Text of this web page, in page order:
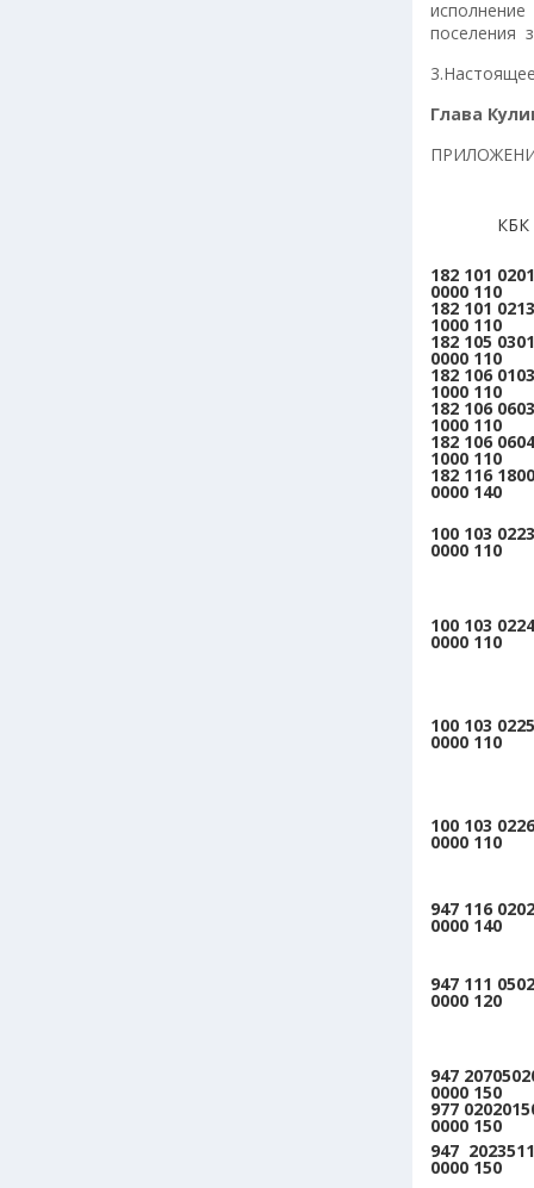
поселения
Глава
КБК
182 101
0000 110
182 101
1000 110
182 105
0000 110
182 106
1000 110
182 106
1000 110
182 106
1000 110
182 116
0000 140
100 103
0000 110
100 103
0000 110
100 103
0000 110
100 103
0000 110
947 116
0000 140
947 111
0000 120
947
0000 150
977
0000 150
947
0000 150